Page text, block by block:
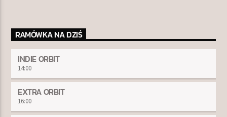
RAMÓWKA NA DZIŚ
INDIE ORBIT
14:00
EXTRA ORBIT
16:00